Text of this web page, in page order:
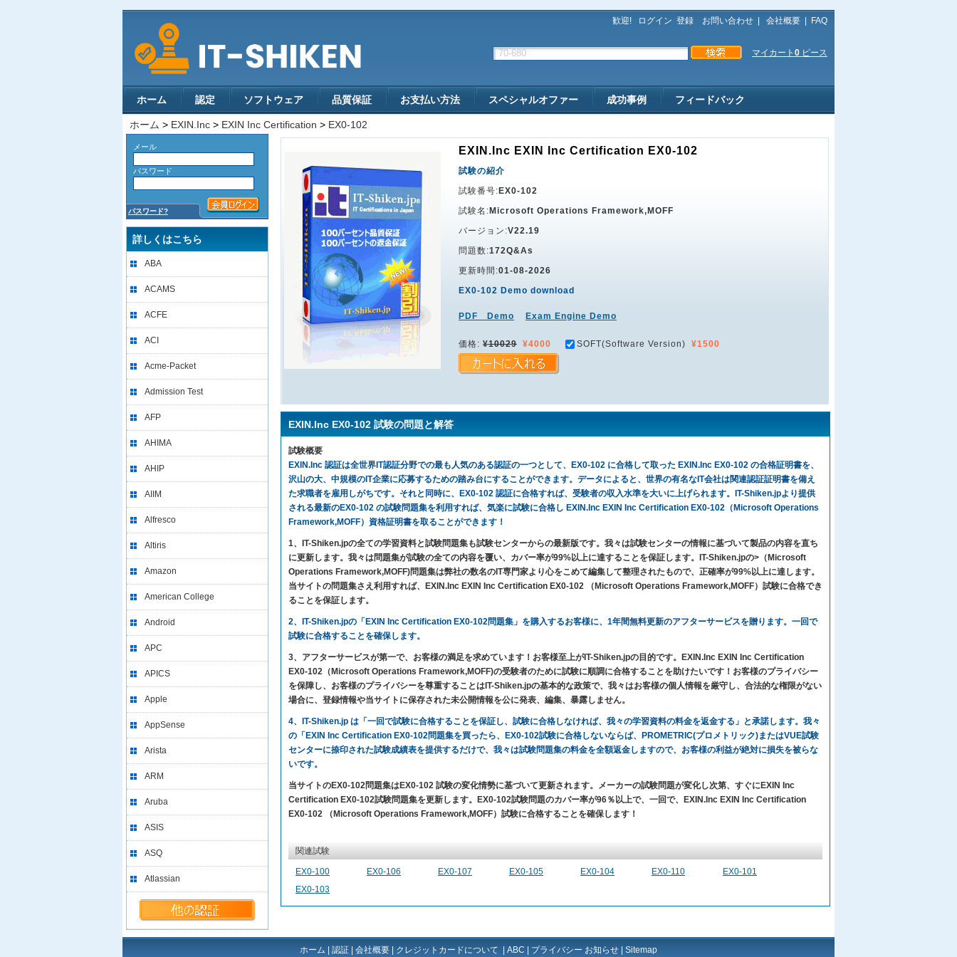
歓迎! ログイン 登録 お問い合わせ 会社概要 FAQ
マイカート 0 ピース
ホーム 認定 ソフトウェア 品質保証 お支払い方法 スペシャルオファー 成功事例 フィードバック
ホーム > EXIN.Inc > EXIN Inc Certification > EX0-102
メール
パスワード
パスワード?
詳しくはこちら
ABA
ACAMS
ACFE
ACI
Acme-Packet
Admission Test
AFP
AHIMA
AHIP
AIIM
Alfresco
Altiris
Amazon
American College
Android
APC
APICS
Apple
AppSense
Arista
ARM
Aruba
ASIS
ASQ
Atlassian
EXIN.Inc EXIN Inc Certification EX0-102
試験の紹介
試験番号: EX0-102
試験名: Microsoft Operations Framework,MOFF
バージョン:V22.19
問題数:172Q&As
更新時間:01-08-2026
EX0-102 Demo download
PDF Demo Exam Engine Demo
価格: ¥10029 ¥4000 SOFT(Software Version) ¥1500
EXIN.Inc EX0-102 試験の問題と解答
試験概要
EXIN.Inc 認証は全世界IT認証分野での最も人気のある認証の一つとして、EX0-102 に合格して取った EXIN.Inc EX0-102 の合格証明書を、
沢山の大、中規模のIT企業に応募するための踏み台にすることができます。データによると、世界の有名なIT会社は関連認証証明書を備え
た求職者を雇用しがちです。それと同時に、EX0-102 認証に合格すれば、受験者の収入水準を大いに上げられます。IT-Shiken.jpより提供
される最新のEX0-102 の試験問題集を利用すれば、気楽に試験に合格し EXIN.Inc EXIN Inc Certification EX0-102（Microsoft Operations
Framework,MOFF）資格証明書を取ることができます！
1、IT-Shiken.jpの全ての学習資料と試験問題集も試験センターからの最新版です。我々は試験センターの情報に基づいて製品の内容を直ち
に更新します。我々は問題集が試験の全ての内容を覆い、カバー率が99%以上に達することを保証します。IT-Shiken.jpの>（Microsoft
Operations Framework,MOFF)問題集は弊社の数名のIT専門家より心をこめて編集して整理されたもので、正確率が99%以上に達します。
当サイトの問題集さえ利用すれば、EXIN.Inc EXIN Inc Certification EX0-102 （Microsoft Operations Framework,MOFF）試験に合格でき
ることを保証します。
2、IT-Shiken.jpの「EXIN Inc Certification EX0-102問題集」を購入するお客様に、1年間無料更新のアフターサービスを贈ります。一回で
試験に合格することを確保します。
3、アフターサービスが第一で、お客様の満足を求めています！お客様至上がIT-Shiken.jpの目的です。EXIN.Inc EXIN Inc Certification
EX0-102（Microsoft Operations Framework,MOFF)の受験者のために試験に順調に合格することを助けたいです！お客様のプライバシー
を保障し、お客様のプライバシーを尊重することはIT-Shiken.jpの基本的な政策で、我々はお客様の個人情報を厳守し、合法的な権限がない
場合に、登録情報や当サイトに保存された未公開情報を公に発表、編集、暴露しません。
4、IT-Shiken.jp は「一回で試験に合格することを保証し、試験に合格しなければ、我々の学習資料の料金を返金する」と承諾します。我々
の「EXIN Inc Certification EX0-102問題集を買ったら、EX0-102試験に合格しないならば、PROMETRIC(プロメトリック)またはVUE試験
センターに捺印された試験成績表を提供するだけで、我々は試験問題集の料金を全額返金しますので、お客様の利益が絶対に損失を被らな
いです。
当サイトのEX0-102問題集はEX0-102 試験の変化情勢に基づいて更新されます。メーカーの試験問題が変化し次第、すぐにEXIN Inc
Certification EX0-102試験問題集を更新します。EX0-102試験問題のカバー率が96％以上で、一回で、EXIN.Inc EXIN Inc Certification
EX0-102 （Microsoft Operations Framework,MOFF）試験に合格することを確保します！
関連試験
EX0-100 EX0-106 EX0-107 EX0-105 EX0-104 EX0-110
EX0-101
EX0-103
ホーム 認証 会社概要 クレジットカードについて ABC プライバシー お知らせ Sitemap